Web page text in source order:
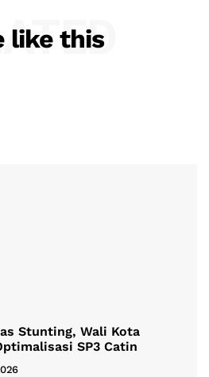
like this
Stunting, Wali Kota
SP3 Catin